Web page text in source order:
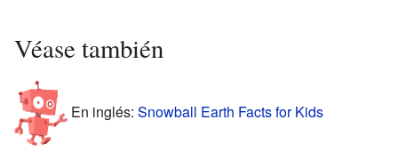
Véase también
En inglés: Snowball Earth Facts for Kids